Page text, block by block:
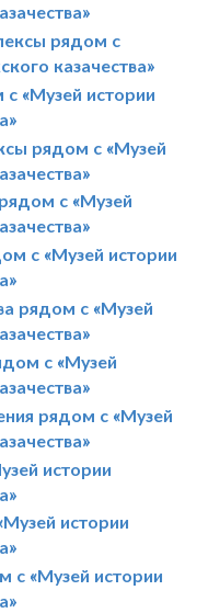
рядом с
казачества»
«Музей истории
рядом с «Музей
с «Музей
с «Музей истории
рядом с «Музей
с «Музей
рядом с «Музей
истории
истории
с «Музей истории